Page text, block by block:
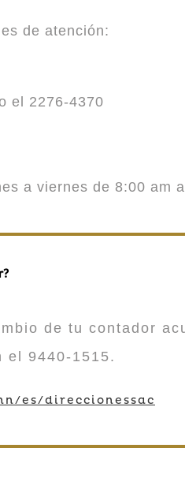
de atención:
el 2276-4370
a viernes de 8:00 am
de tu contador
el 9440-1515.
es/direccionessac